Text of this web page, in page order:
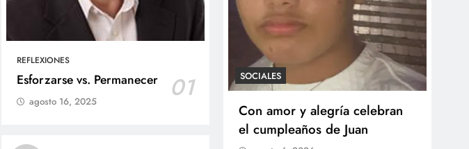
REFLEXIONES
Esforzarse vs. Permanecer 01
agosto 16, 2025
SOCIALES
Jaime Andrés Bejarano Castillo
SOCIALES
Con amor y alegría celebran
el cumpleaños de Juan